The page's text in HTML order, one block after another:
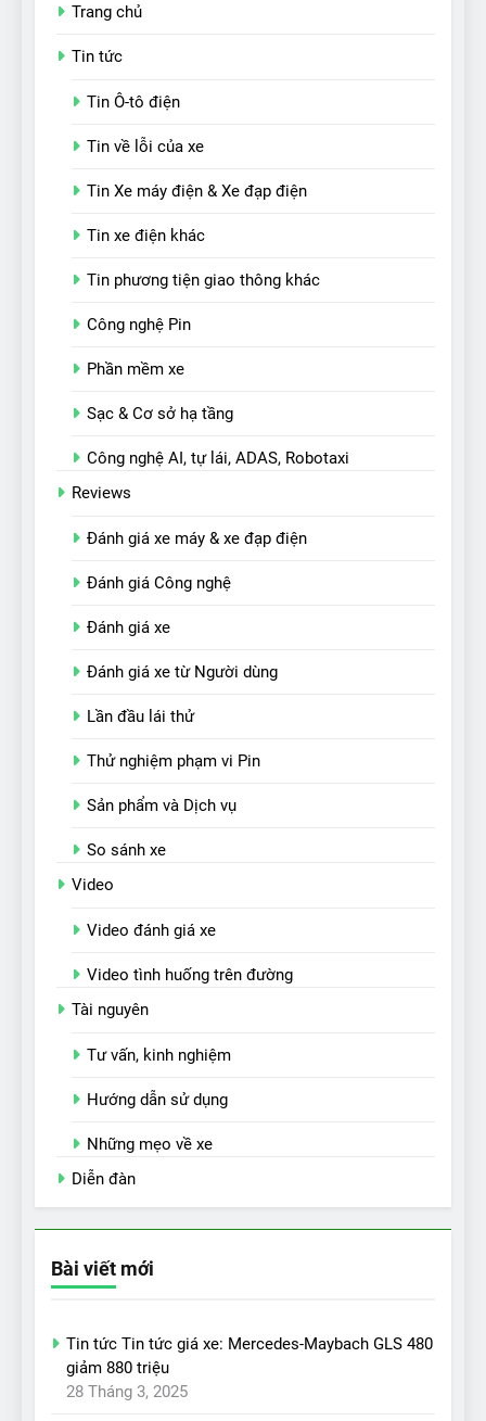
Trang chủ
Tin tức
Tin Ô-tô điện
Tin về lỗi của xe
Tin Xe máy điện & Xe đạp điện
Tin xe điện khác
Tin phương tiện giao thông khác
Công nghệ Pin
Phần mềm xe
Sạc & Cơ sở hạ tầng
Công nghệ AI, tự lái, ADAS, Robotaxi
Reviews
Đánh giá xe máy & xe đạp điện
Đánh giá Công nghệ
Đánh giá xe
Đánh giá xe từ Người dùng
Lần đầu lái thử
Thử nghiệm phạm vi Pin
Sản phẩm và Dịch vụ
So sánh xe
Video
Video đánh giá xe
Video tình huống trên đường
Tài nguyên
Tư vấn, kinh nghiệm
Hướng dẫn sử dụng
Những mẹo về xe
Diễn đàn
Bài viết mới
Tin tức Tin tức giá xe: Mercedes-Maybach GLS 480
giảm 880 triệu
28 Tháng 3, 2025